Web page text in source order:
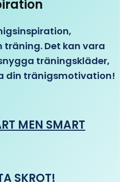
Det kan vara
träningskläder,
din tränigsmotivation!
MEN SMART
SKROT!